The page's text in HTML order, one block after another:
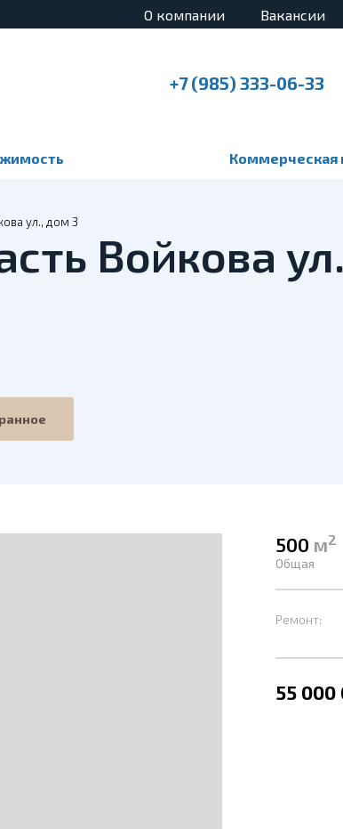
О компании Вакансии
+7 (985) 333-06-33
Коммерческая
ул., дом 3
Войкова
500 м2
Общая
Ремонт:
55 000